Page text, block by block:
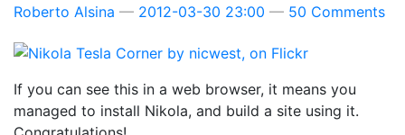
Roberto Alsina 2012-03-30 23:00 50 Comments
If you can see this in a web browser, it means you
managed to install Nikola, and build a site using it.